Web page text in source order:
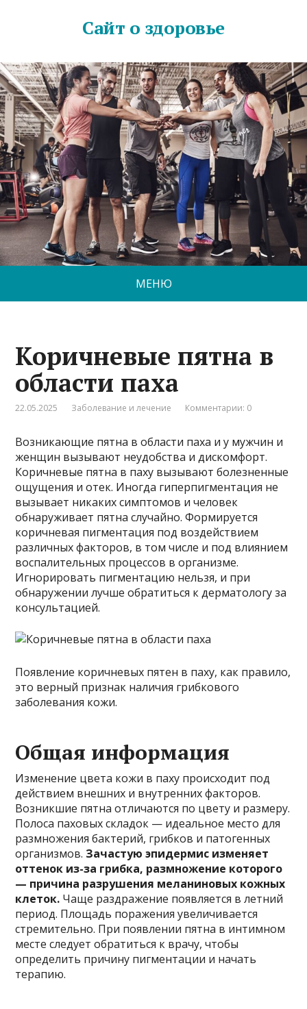
Сайт о здоровье
МЕНЮ
Коричневые пятна в
области паха
22.05.2025 Заболевание и лечение Комментарии: 0
Возникающие пятна в области паха и у мужчин и
женщин вызывают неудобства и дискомфорт.
Коричневые пятна в паху вызывают болезненные
ощущения и отек. Иногда гиперпигментация не
вызывает никаких симптомов и человек
обнаруживает пятна случайно. Формируется
коричневая пигментация под воздействием
различных факторов, в том числе и под влиянием
воспалительных процессов в организме.
Игнорировать пигментацию нельзя, и при
обнаружении лучше обратиться к дерматологу за
консультацией.
Появление коричневых пятен в паху, как правило,
это верный признак наличия грибкового
заболевания кожи.
Общая информация
Изменение цвета кожи в паху происходит под
действием внешних и внутренних факторов.
Возникшие пятна отличаются по цвету и размеру.
Полоса паховых складок — идеальное место для
размножения бактерий, грибков и патогенных
организмов. Зачастую эпидермис изменяет
оттенок из-за грибка, размножение которого
— причина разрушения меланиновых кожных
клеток. Чаще раздражение появляется в летний
период. Площадь поражения увеличивается
стремительно. При появлении пятна в интимном
месте следует обратиться к врачу, чтобы
определить причину пигментации и начать
терапию.